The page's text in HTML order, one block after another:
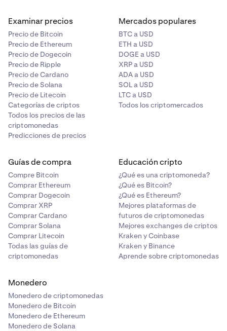
Examinar precios
Precio de Bitcoin
Precio de Ethereum
Precio de Dogecoin
Precio de Ripple
Precio de Cardano
Precio de Solana
Precio de Litecoin
Categorías de criptos
Todos los precios de las
criptomonedas
Predicciones de precios
Mercados populares
BTC a USD
ETH a USD
DOGE a USD
XRP a USD
ADA a USD
SOL a USD
LTC a USD
Todos los criptomercados
Guías de compra
Compre Bitcoin
Comprar Ethereum
Comprar Dogecoin
Comprar XRP
Comprar Cardano
Comprar Solana
Comprar Litecoin
Todas las guías de
criptomonedas
Educación cripto
¿Qué es una criptomoneda?
¿Qué es Bitcoin?
¿Qué es Ethereum?
Mejores plataformas de
futuros de criptomonedas
Mejores exchanges de criptos
Kraken y Coinbase
Kraken y Binance
Aprende sobre criptomonedas
Monedero
Monedero de criptomonedas
Monedero de Bitcoin
Monedero de Ethereum
Monedero de Solana